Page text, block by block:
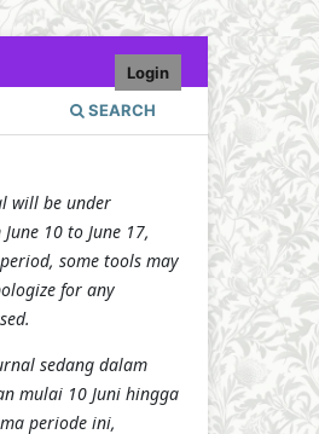
SEARCH
Login
will be under
10 to June 17,
some tools may
for any
sedang dalam
mulai 10 Juni hingga
periode ini,